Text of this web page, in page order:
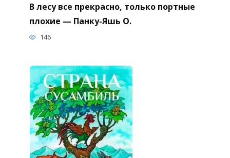
В лесу все прекрасно, только портные
плохие — Панку-Яшь О.
146